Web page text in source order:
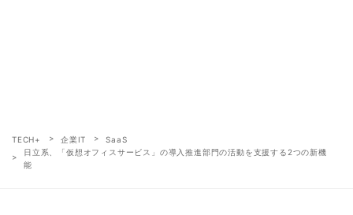
TECH+ 企業IT
SaaS
日立系、「仮想オフィスサービス」の導入推進部門の活動を支援する2つの新機
能